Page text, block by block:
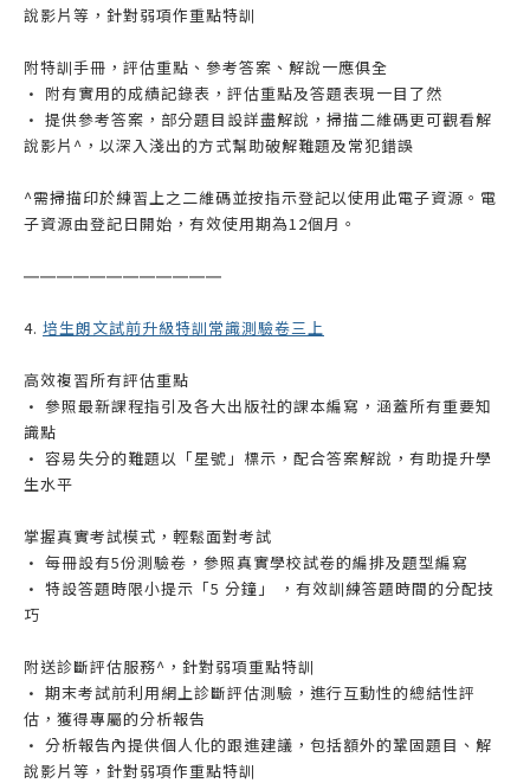
說影片等，針對弱項作重點特訓
附特訓手冊，評估重點、參考答案、解說一應俱全
• 附有實用的成績記錄表，評估重點及答題表現一目了然
• 提供參考答案，部分題目設詳盡解說，掃描二維碼更可觀看解
說影片^，以深入淺出的方式幫助破解難題及常犯錯誤
^需掃描印於練習上之二維碼並按指示登記以使用此電子資源。電
子資源由登記日開始，有效使用期為12個月。
————————————
4. 培生朗文試前升級特訓常識測驗卷三上
高效複習所有評估重點
• 參照最新課程指引及各大出版社的課本編寫，涵蓋所有重要知
識點
• 容易失分的難題以「星號」標示，配合答案解說，有助提升學
生水平
掌握真實考試模式，輕鬆面對考試
• 每冊設有5份測驗卷，參照真實學校試卷的編排及題型編寫
• 特設答題時限小提示「5 分鐘」 ，有效訓練答題時間的分配技
巧
附送診斷評估服務^，針對弱項重點特訓
• 期末考試前利用網上診斷評估測驗，進行互動性的總結性評
估，獲得專屬的分析報告
• 分析報告內提供個人化的跟進建議，包括額外的鞏固題目、解
說影片等，針對弱項作重點特訓